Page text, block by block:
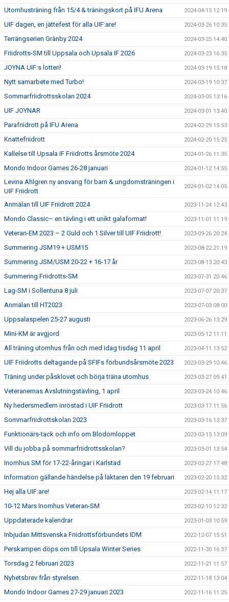
Utomhusträning från 15/4 & träningskort på IFU Arena 2024-04-15 12:19
UIF dagen, en jättefest för alla UIF:are! 2024-03-26 10:35
Terrängserien Gränby 2024 2024-03-25 14:40
Friidrotts-SM till Uppsala och Upsala IF 2026 2024-03-23 16:35
JOYNA UIF:s lotteri! 2024-03-19 15:18
Nytt samarbete med Turbo! 2024-03-19 10:37
Sommarfriidrottsskolan 2024 2024-03-05 13:16
UIF JOYNAR 2024-03-01 13:40
Parafriidrott på IFU Arena 2024-02-29 15:53
Knattefriidrott 2024-02-20 15:25
Kallelse till Upsala IF Friidrotts årsmöte 2024 2024-01-26 11:35
Mondo Indoor Games 26-28 januari 2024-01-12 14:55
Levina Ahlgren ny ansvarig för barn & ungdomsträningen i
UIF Friidrott
2024-01-02 14:05
Anmälan till UIF Friidrott 2024 2023-11-24 12:43
Mondo Classic– en tävling i ett unikt galaformat! 2023-11-01 11:19
Veteran-EM 2023 – 2 Guld och 1 Silver till UIF Friidrott! 2023-09-26 20:24
Summering JSM19 + USM15 2023-08-22 21:19
Summering JSM/USM 20-22 + 16-17 år 2023-08-13 20:43
Summering Friidrotts-SM 2023-07-31 20:46
Lag-SM i Sollentuna 8 juli 2023-07-07 20:37
Anmälan till HT2023 2023-07-03 08:00
Uppsalaspelen 25-27 augusti 2023-06-26 13:29
Mini-KM är avgjord 2023-05-12 11:11
All träning utomhus från och med idag tisdag 11 april 2023-04-11 13:52
UIF Friidrotts deltagande på SFIFs förbundsårsmöte 2023 2023-03-29 10:46
Träning under påsklovet och börja träna utomhus 2023-03-27 09:41
Veteranernas Avslutningstävling, 1 april 2023-03-24 10:46
Ny hedersmedlem inröstad i UIF Friidrott 2023-03-17 11:56
Sommarfriidrottskolan 2023 2023-03-16 13:37
Funktionärs-tack och info om Blodomloppet 2023-03-15 13:09
Vill du jobba på sommarfriidrottsskolan? 2023-03-01 13:54
Inomhus SM för 17-22-åringar i Karlstad 2023-02-27 17:48
Information gällande händelse på läktaren den 19 februari 2023-02-20 15:32
Hej alla UIF:are! 2023-02-14 11:17
10-12 Mars Inomhus Veteran-SM 2023-02-10 12:32
Uppdaterade kalendrar 2023-01-03 10:59
Inbjudan Mittsvenska Friidrottsförbundets IDM 2022-12-07 15:51
Perskampen döps om till Upsala Winter Series 2022-11-30 16:37
Torsdag 2 februari 2023 2022-11-21 11:57
Nyhetsbrev från styrelsen 2022-11-18 13:04
Mondo Indoor Games 27-29 januari 2023 2022-11-16 11:25